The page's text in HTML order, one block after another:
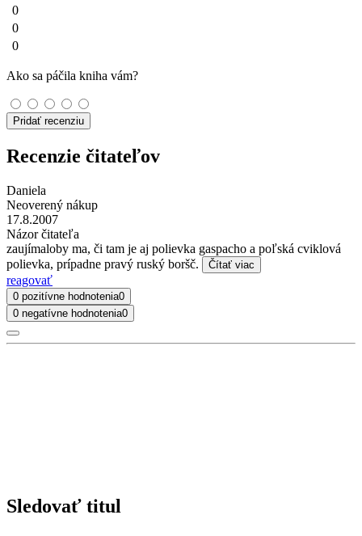
0
0
0
Ako sa páčila kniha vám?
Pridať recenziu
Recenzie čitateľov
Daniela
Neoverený nákup
17.8.2007
Názor čitateľa
zaujímaloby ma, či tam je aj polievka gaspacho a poľská cviklová
polievka, prípadne pravý ruský boršč.
Čítať viac
reagovať
0 pozitívne hodnotenia0
0 negatívne hodnotenia0
Sledovať titul